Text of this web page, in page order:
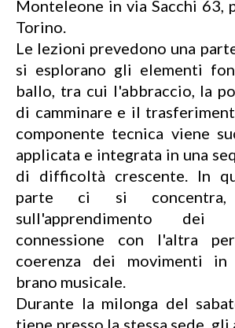
Monteleone in via Sacchi 63,
Torino.
Le lezioni prevedono una
si esplorano gli elementi
ballo, tra cui l'abbraccio, la
di camminare e il
componente tecnica viene
applicata e integrata in una
di difficoltà crescente. In
parte ci si
sull'apprendimento dei
connessione con l'altra
coerenza dei movimenti
brano musicale.
Durante la milonga del
tiene presso la stessa sede,